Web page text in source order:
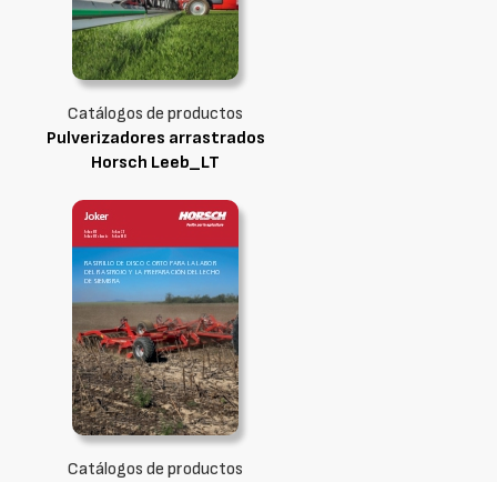
Catálogos de productos
Pulverizadores arrastrados
Horsch Leeb_LT
Catálogos de productos